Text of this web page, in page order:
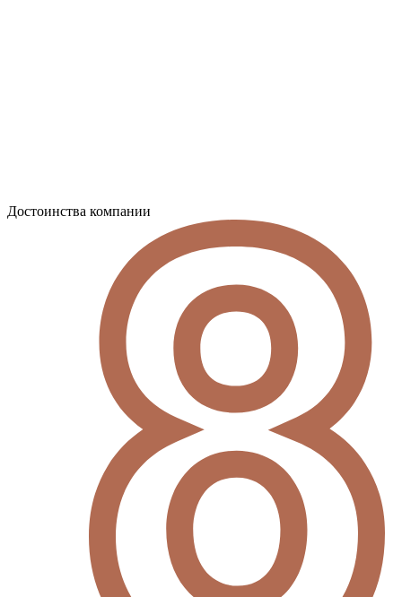
Достоинства компании